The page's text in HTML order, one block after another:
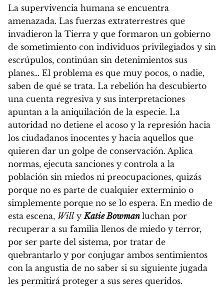
La supervivencia humana se encuentra
amenazada. Las fuerzas extraterrestres que
invadieron la Tierra y que formaron un gobierno
de sometimiento con individuos privilegiados y sin
escrúpulos, continúan sin detenimientos sus
planes… El problema es que muy pocos, o nadie,
saben de qué se trata. La rebelión ha descubierto
una cuenta regresiva y sus interpretaciones
apuntan a la aniquilación de la especie. La
autoridad no detiene el acoso y la represión hacia
los ciudadanos inocentes y hacia aquellos que
quieren dar un golpe de conservación. Aplica
normas, ejecuta sanciones y controla a la
población sin miedos ni preocupaciones, quizás
porque no es parte de cualquier exterminio o
simplemente porque no se lo espera. En medio de
esta escena, Will yKatie Bowman luchan por
recuperar a su familia llenos de miedo y terror,
por ser parte del sistema, por tratar de
quebrantarlo y por conjugar ambos sentimientos
con la angustia de no saber si su siguiente jugada
les permitirá proteger a sus seres queridos.